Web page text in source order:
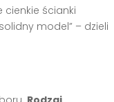
cienkie ścianki
model” – dzieli